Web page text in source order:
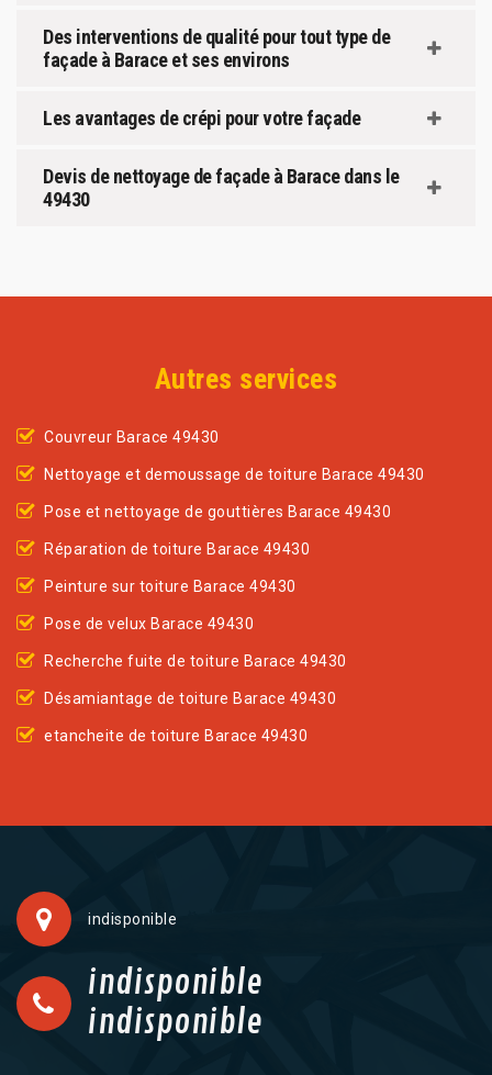
Des interventions de qualité pour tout type de
façade à Barace et ses environs
Les avantages de crépi pour votre façade
Devis de nettoyage de façade à Barace dans le
49430
Autres services
Couvreur Barace 49430
Nettoyage et demoussage de toiture Barace 49430
Pose et nettoyage de gouttières Barace 49430
Réparation de toiture Barace 49430
Peinture sur toiture Barace 49430
Pose de velux Barace 49430
Recherche fuite de toiture Barace 49430
Désamiantage de toiture Barace 49430
etancheite de toiture Barace 49430
indisponible
indisponible
indisponible